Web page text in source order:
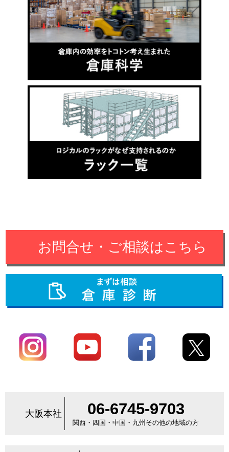
お問合せ・ご相談はこちら
大阪本社 06-6745-9703
関西・四国・中国・九州その他の地域の方